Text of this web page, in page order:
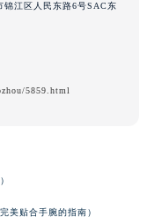
辽宁省营口市站前区市府路与渤海大街交叉口宝玑售后服务中心（需提前预约）
锦江区人民东路6号SAC东
5859.html
美贴合手腕的指南）